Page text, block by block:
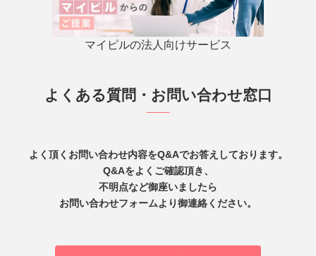
マイピルの法人向けサービス
よくある質問・お問い合わせ窓口
よく頂くお問い合わせ内容をQ&Aでお答えしております。
Q&Aをよくご確認頂き、
不明点など御座いましたら
お問い合わせフォームより御連絡ください。